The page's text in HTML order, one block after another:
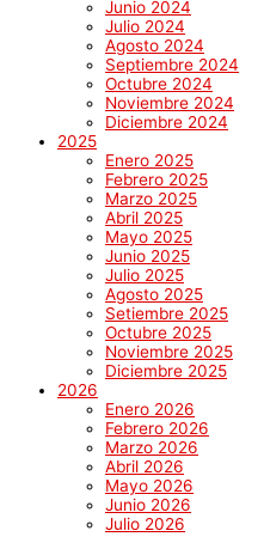
Junio 2024
Julio 2024
Agosto 2024
Septiembre 2024
Octubre 2024
Noviembre 2024
Diciembre 2024
2025
Enero 2025
Febrero 2025
Marzo 2025
Abril 2025
Mayo 2025
Junio 2025
Julio 2025
Agosto 2025
Setiembre 2025
Octubre 2025
Noviembre 2025
Diciembre 2025
2026
Enero 2026
Febrero 2026
Marzo 2026
Abril 2026
Mayo 2026
Junio 2026
Julio 2026